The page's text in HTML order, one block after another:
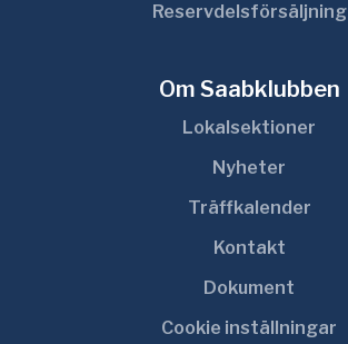
Reservdelsförsäljning
Om Saabklubben
Lokalsektioner
Nyheter
Träffkalender
Kontakt
Dokument
Cookie inställningar